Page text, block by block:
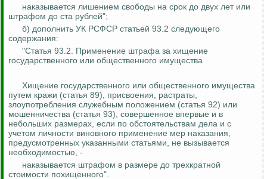
наказывается лишением свободы на срок до двух лет или
штрафом до ста рублей";
б) дополнить УК РСФСР статьей 93.2 следующего
содержания:
"Статья 93.2. Применение штрафа за хищение
государственного или общественного имущества
Хищение государственного или общественного имущества
путем кражи (статья 89), присвоения, растраты,
злоупотребления служебным положением (статья 92) или
мошенничества (статья 93), совершенное впервые и в
небольших размерах, если по обстоятельствам дела и с
учетом личности виновного применение мер наказания,
предусмотренных указанными статьями, не вызывается
необходимостью, -
наказывается штрафом в размере до трехкратной
стоимости похищенного".